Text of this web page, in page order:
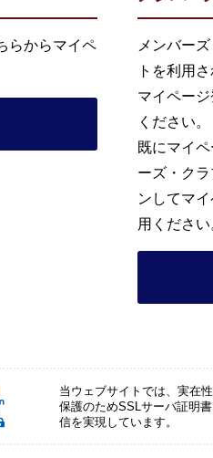
らからマイペ
メンバー
トを利用
マイペー
ください。
既にマイ
ーズ・ク
ンしてマ
用ください
当ウェブサイトでは、実在
保護のためSSLサーバ証明
信を実現しています。